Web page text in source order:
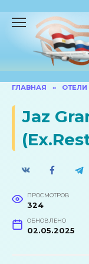
содержанию
ГЛАВНАЯ » ОТЕЛИ
Jaz
ПРОСМОТРОВ
324
ОБНОВЛЕНО
02.05.2025